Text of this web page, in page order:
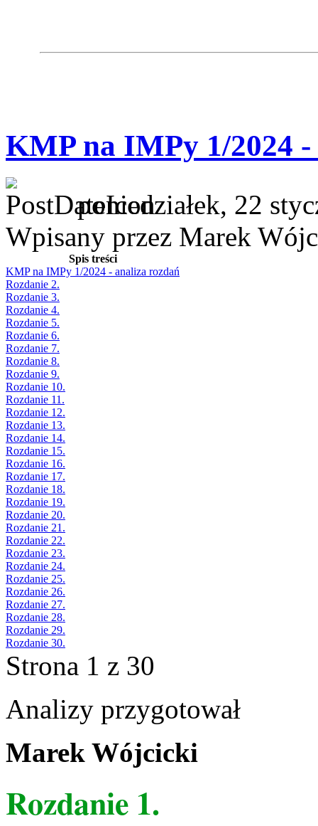
KMP na IMPy 1/2024
poniedziałek, 22
Wpisany przez Marek
Spis treści
KMP na IMPy 1/2024 - analiza rozdań
Rozdanie 2.
Rozdanie 3.
Rozdanie 4.
Rozdanie 5.
Rozdanie 6.
Rozdanie 7.
Rozdanie 8.
Rozdanie 9.
Rozdanie 10.
Rozdanie 11.
Rozdanie 12.
Rozdanie 13.
Rozdanie 14.
Rozdanie 15.
Rozdanie 16.
Rozdanie 17.
Rozdanie 18.
Rozdanie 19.
Rozdanie 20.
Rozdanie 21.
Rozdanie 22.
Rozdanie 23.
Rozdanie 24.
Rozdanie 25.
Rozdanie 26.
Rozdanie 27.
Rozdanie 28.
Rozdanie 29.
Rozdanie 30.
Strona 1 z 30
Analizy przygotował
Marek Wójcicki
Rozdanie 1.